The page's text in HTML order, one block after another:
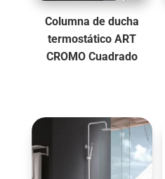
Columna de ducha
termostático ART
CROMO Cuadrado